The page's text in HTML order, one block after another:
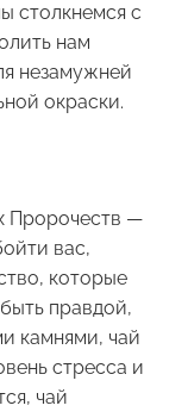
столкнемся с
нам
незамужней
окраски.
Пророчеств —
вас,
которые
правдой,
камнями, чай
стресса и
чай